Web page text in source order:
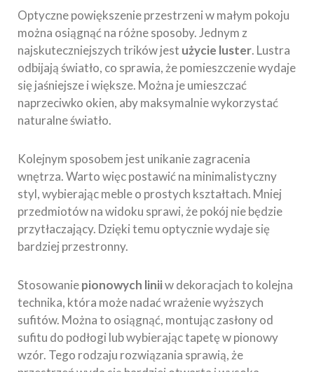
Optyczne powiększenie przestrzeni w małym pokoju
można osiągnąć na różne sposoby. Jednym z
najskuteczniejszych trików jest użycie luster. Lustra
odbijają światło, co sprawia, że pomieszczenie wydaje
się jaśniejsze i większe. Można je umieszczać
naprzeciwko okien, aby maksymalnie wykorzystać
naturalne światło.
Kolejnym sposobem jest unikanie zagracenia
wnętrza. Warto więc postawić na minimalistyczny
styl, wybierając meble o prostych kształtach. Mniej
przedmiotów na widoku sprawi, że pokój nie będzie
przytłaczający. Dzięki temu optycznie wydaje się
bardziej przestronny.
Stosowaniepionowych liniiw dekoracjach to kolejna
technika, która może nadać wrażenie wyższych
sufitów. Można to osiągnąć, montując zasłony od
sufitu do podłogi lub wybierając tapetę w pionowy
wzór. Tego rodzaju rozwiązania sprawią, że